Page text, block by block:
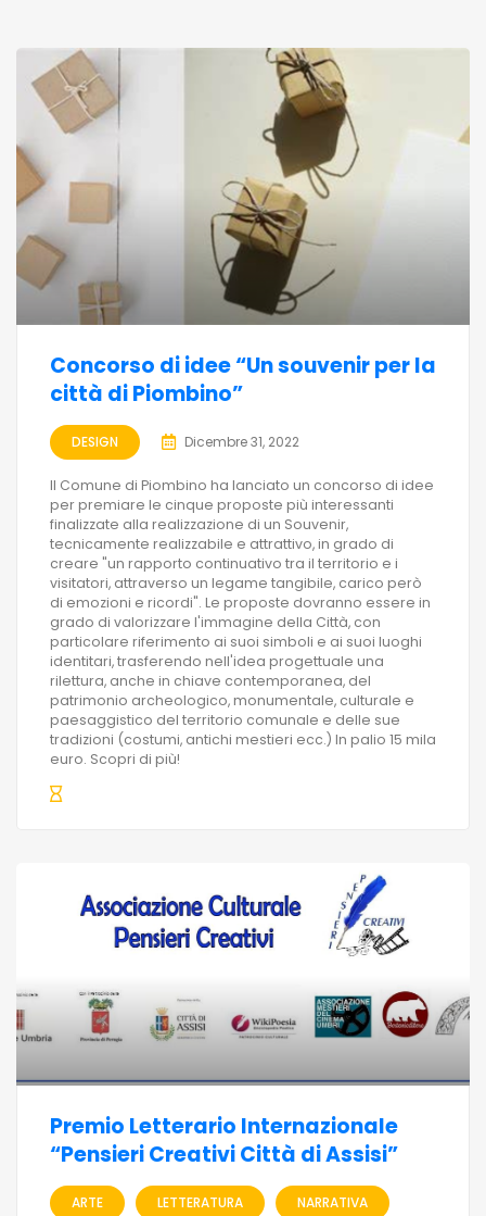
Concorso di idee “Un souvenir per la
città di Piombino”
DESIGN Dicembre 31, 2022
Il Comune di Piombino ha lanciato un concorso di idee
per premiare le cinque proposte più interessanti
finalizzate alla realizzazione di un Souvenir,
tecnicamente realizzabile e attrattivo, in grado di
creare "un rapporto continuativo tra il territorio e i
visitatori, attraverso un legame tangibile, carico però
di emozioni e ricordi". Le proposte dovranno essere in
grado di valorizzare l'immagine della Città, con
particolare riferimento ai suoi simboli e ai suoi luoghi
identitari, trasferendo nell'idea progettuale una
rilettura, anche in chiave contemporanea, del
patrimonio archeologico, monumentale, culturale e
paesaggistico del territorio comunale e delle sue
tradizioni (costumi, antichi mestieri ecc.) In palio 15 mila
euro. Scopri di più!
Premio Letterario Internazionale
“Pensieri Creativi Città di Assisi”
ARTE LETTERATURA NARRATIVA